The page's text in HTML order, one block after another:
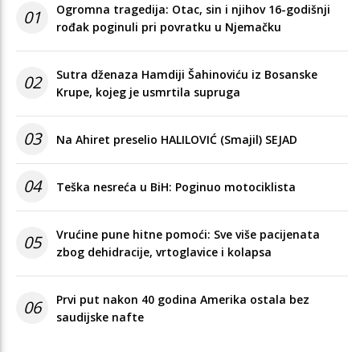
01
Ogromna tragedija: Otac, sin i njihov 16-godišnji
rođak poginuli pri povratku u Njemačku
02
Sutra dženaza Hamdiji Šahinoviću iz Bosanske
Krupe, kojeg je usmrtila supruga
03 Na Ahiret preselio HALILOVIĆ (Smajil) SEJAD
04 Teška nesreća u BiH: Poginuo motociklista
05
Vrućine pune hitne pomoći: Sve više pacijenata
zbog dehidracije, vrtoglavice i kolapsa
06
Prvi put nakon 40 godina Amerika ostala bez
saudijske nafte